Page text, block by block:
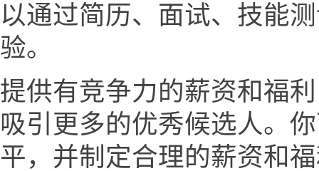
以通过简历、面试、技能
验。
提供有竞争力的薪资和福
吸引更多的优秀候选人。
平，并制定合理的薪资和